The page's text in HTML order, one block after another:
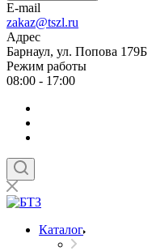
E-mail
zakaz@tszl.ru
Адрес
Барнаул, ул. Попова 179Б
Режим работы
08:00 - 17:00
Каталог